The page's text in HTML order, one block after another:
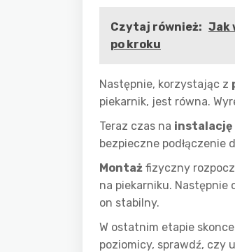
Czytaj również: Jak
po kroku
Następnie, korzystając z
piekarnik, jest równa.
Teraz czas na
bezpieczne podłączenie
Montaż fizyczny
na piekarniku.
on stabilny.
W ostatnim etapie
poziomicy, sprawdź, czy